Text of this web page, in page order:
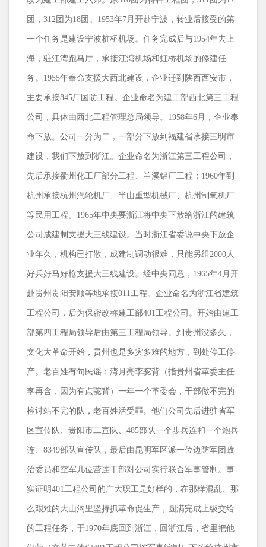
团， 312团为18团。 1953年7月开赴宁波，转业后接受的第
一个任务是建设宁波桩桥机场。任务完成后与1954年去上
海，驻江湾跑马厅，承接江湾机场和虹桥机场的修建任
务。 1955年奉命支援大西北建设，企业迁到陕西西安市，
主要承接845厂国防工程。企业命名为建工部西北第三工程
公司，具体由西北工程管理总局领导。 1958年6月，企业奉
命下放。公司一分为二，一部分下放到福建省承接三明市
建设，我们下放到浙江。企业命名为浙江第三工程公司，
先后承接衢州化工厂部分工程、兰溪铝厂工程； 1960年到
杭州承接杭州汽轮机厂、半山重型机械厂、杭州制氧机厂
等民用工程。 1965年中央要浙江将中央下放给浙江的建筑
公司成建制支援大三线建设。当时浙江省委说中央下放企
业年久，机构已打散，成建制调动很难，只能另组 2000人
好兵好马好枪支援大三线建设。经中央同意， 1965年4月开
赴贵州贵阳安顺等地承接011工程。企业命名为浙江省建筑
工程公司，后为保密改称建工部401工程公司。开始由建工
部第四工程局领导后由第三工程局领导。到贵州没多久，
文化大革命开始，贵州也是多灾多难的地方，到处停工停
产。老百姓有句民谣：湾月亮李驼背（指贵州省革委主任
李再含，因为有点驼背）一年一个革委会，干部做不完的
检讨站不完的队，老百姓活受罪。他们公司先后进驻省军
区宣传队、贵阳市工宣队、 485部队一个步兵连和一个炮兵
连、 8349部队宣传队，最后由昆明军区派一位边防军团政
治委员和空军几位营连干部对公司实行联合军事管制。事
实证明401工程公司的广大职工是好样的，在那样混乱、那
么艰难的大山沟里坚持抓革命促生产，圆满完成上级交给
的工程任务，于1970年底回到浙江，回浙江后，省里把他